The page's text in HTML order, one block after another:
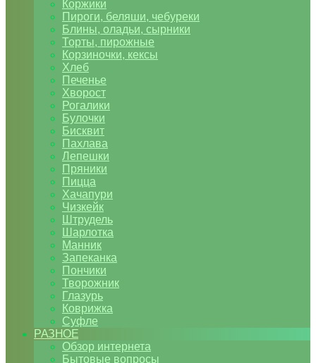
Коржики
Пироги, беляши, чебуреки
Блины, оладьи, сырники
Торты, пирожные
Корзиночки, кексы
Хлеб
Печенье
Хворост
Рогалики
Булочки
Бисквит
Пахлава
Лепешки
Пряники
Пицца
Хачапури
Чизкейк
Штрудель
Шарлотка
Манник
Запеканка
Пончики
Творожник
Глазурь
Коврижка
Суфле
РАЗНОЕ
Обзор интернета
Бытовые вопросы